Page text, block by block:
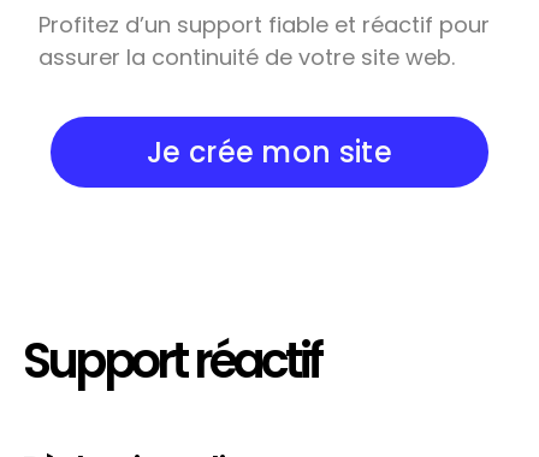
Profitez d’un support fiable et réactif pour
assurer la continuité de votre site web.
Je crée mon site
Support réactif